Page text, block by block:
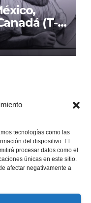
tecnologías como las
del dispositivo. El
procesar datos como el
únicas en este sitio.
afectar negativamente a
(T-
hasta el